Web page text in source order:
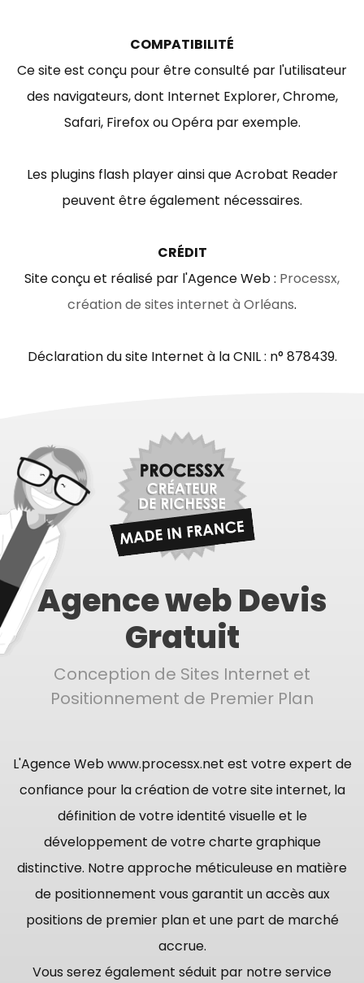
COMPATIBILITÉ
Ce site est conçu pour être consulté par l'utilisateur
des navigateurs, dont Internet Explorer, Chrome,
Safari, Firefox ou Opéra par exemple.
Les plugins flash player ainsi que Acrobat Reader
peuvent être également nécessaires.
CRÉDIT
Site conçu et réalisé par l'Agence Web : Processx,
création de sites internet à Orléans.
Déclaration du site Internet à la CNIL : n° 878439.
Agence web Devis
Gratuit
Conception de Sites Internet et
Positionnement de Premier Plan
L'Agence Web www.processx.net est votre expert de
confiance pour la création de votre site internet, la
définition de votre identité visuelle et le
développement de votre charte graphique
distinctive. Notre approche méticuleuse en matière
de positionnement vous garantit un accès aux
positions de premier plan et une part de marché
accrue.
Vous serez également séduit par notre service